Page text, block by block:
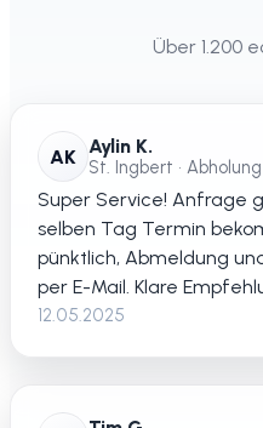
Über 1.200
AK Aylin K.
St. Ingbert •
Super Service! Anfrage
selben Tag Termin
pünktlich, Abmeldung
per E-Mail. Klare
12.05.2025